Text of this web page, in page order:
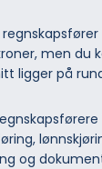
men du
ligger på
og